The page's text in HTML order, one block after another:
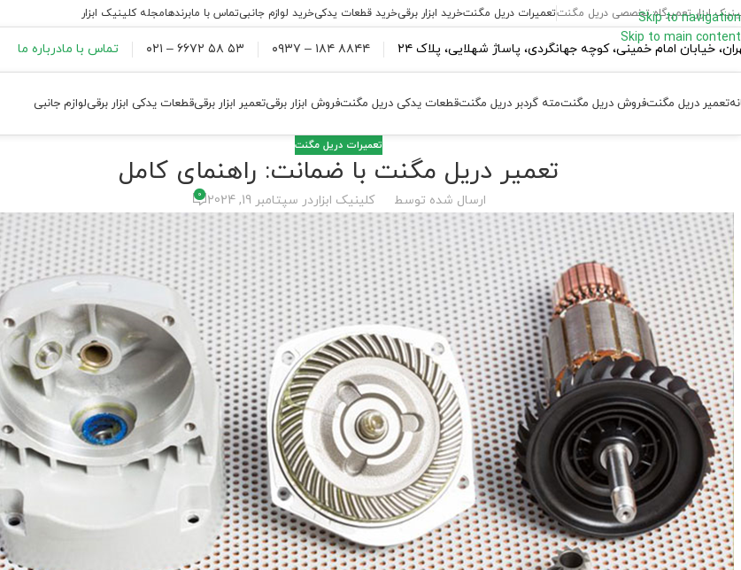
Skip to navigation
Skip to main content
ابزار تعمیرگاه تخصصی دریل مگنتتعمیرات دریل مگنتخرید ابزار برقیخرید قطعات یدکیخرید لوازم جانبیتماس با مابرندهامجله کلینیک ابزار
خیابان امام خمینی، کوچه جهانگردی، پاساژ شهلایی، پلاک ۲۴ ۸۸۴۴ ۱۸۴ – ۰۹۳۷ ۵۳ ۵۸ ۶۶۷۲ – ۰۲۱ تماس با مادرباره ما
تعمیر دریل مگنتفروش دریل مگنتمته گردبر دریل مگنتقطعات یدکی دریل مگنتفروش ابزار برقیتعمیر ابزار برقیقطعات یدکی ابزار برقیلوازم جانبی
تعمیرات دریل مگنت
تعمیر دریل مگنت با ضمانت: راهنمای کامل
ارسال شده توسط کلینیک ابزاردر سپتامبر 19, 2024 0